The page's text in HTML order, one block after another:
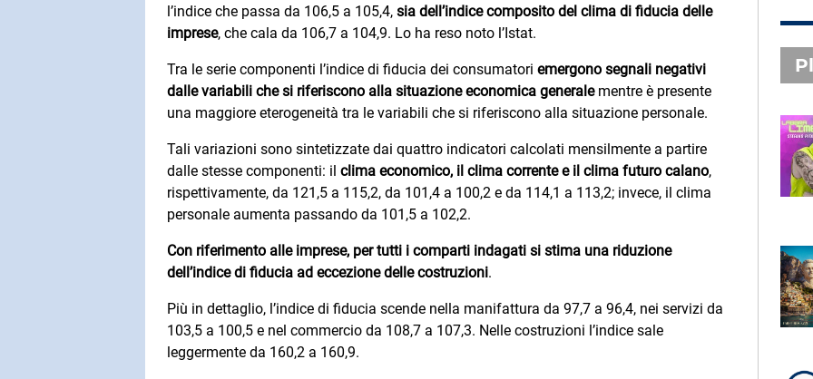
l’indice che passa da 106,5 a 105,4, sia dell’indice composito del clima di fiducia delle
imprese, che cala da 106,7 a 104,9. Lo ha reso noto l’Istat.
Tra le serie componenti l’indice di fiducia dei consumatori emergono segnali negativi
dalle variabili che si riferiscono alla situazione economica generalementre è presente
una maggiore eterogeneità tra le variabili che si riferiscono alla situazione personale.
Tali variazioni sono sintetizzate dai quattro indicatori calcolati mensilmente a partire
dalle stesse componenti: il clima economico, il clima corrente e il clima futuro calano,
rispettivamente, da 121,5 a 115,2, da 101,4 a 100,2 e da 114,1 a 113,2; invece, il clima
personale aumenta passando da 101,5 a 102,2.
Con riferimento alle imprese, per tutti i comparti indagati si stima una riduzione
dell’indice di fiducia ad eccezione delle costruzioni.
Più in dettaglio, l’indice di fiducia scende nella manifattura da 97,7 a 96,4, nei servizi da
103,5 a 100,5 e nel commercio da 108,7 a 107,3. Nelle costruzioni l’indice sale
leggermente da 160,2 a 160,9.
STEFANO PITASI
LABBRA LIME
NINO D'ANGELO
LA COSTIERA AMALFITANA